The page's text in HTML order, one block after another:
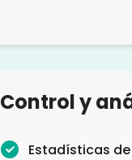
Control y
Estadísticas de